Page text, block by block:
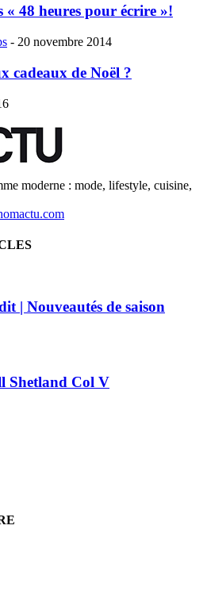
« 48 heures pour écrire »!
- 20 novembre 2014
cadeaux de Noël ?
moderne : mode, lifestyle, cuisine,
| Nouveautés de saison
Shetland Col V